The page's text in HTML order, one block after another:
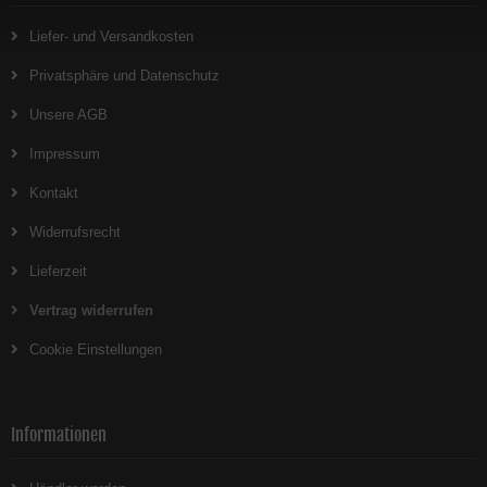
Liefer- und Versandkosten
Privatsphäre und Datenschutz
Unsere AGB
Impressum
Kontakt
Widerrufsrecht
Lieferzeit
Vertrag widerrufen
Cookie Einstellungen
Informationen